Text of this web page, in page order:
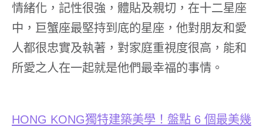
情緒化，記性很強，體貼及親切，在十二星座
中，巨蟹座最堅持到底的星座，他對朋友和愛
人都很忠實及執著，對家庭重視度很高，能和
所愛之人在一起就是他們最幸福的事情。
HONG KONG獨特建築美學！盤點 6 個最美幾